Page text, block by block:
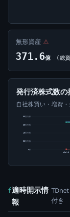
無形資産 ⚠
371.6億 (総
発行済株式数の
自社株買い・増資
0株
20百万株
40百万株
60百万株
80百万株
25/3
f適時開示情
報
付き